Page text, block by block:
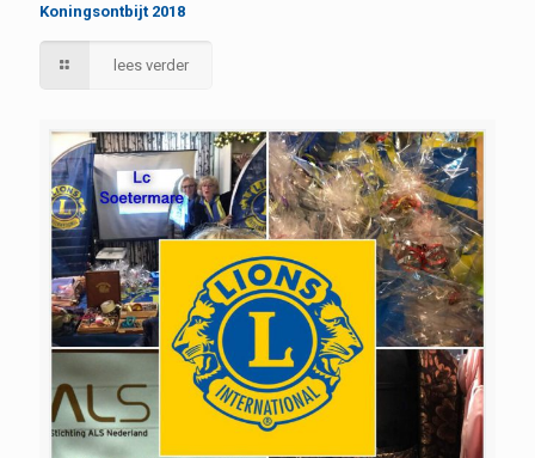
Koningsontbijt 2018
lees verder